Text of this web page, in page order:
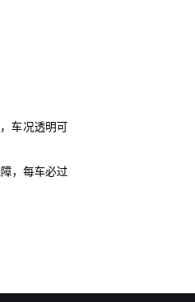
车况透明可
，每车必过